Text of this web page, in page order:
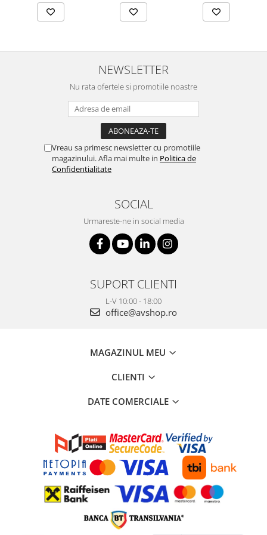
NEWSLETTER
Nu rata ofertele si promotiile noastre
Vreau sa primesc newsletter cu promotiile
magazinului. Afla mai multe in Politica de
Confidentialitate
SOCIAL
Urmareste-ne in social media
SUPORT CLIENTI
L-V 10:00 - 18:00
office@avshop.ro
MAGAZINUL MEU
CLIENTI
DATE COMERCIALE